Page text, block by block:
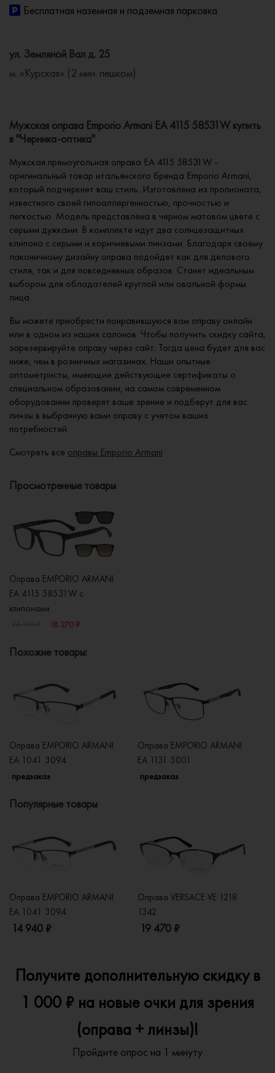
Бесплатная наземная и подземная парковка
ул. Земляной Вал д. 25
м. «Курская» (2 мин. пешком)
Мужская оправа Emporio Armani EA 4115 58531W купить
в "Черника-оптика"
Мужская прямоугольная оправа EA 4115 58531W -
оригинальный товар итальянского бренда Emporio Armani,
который подчеркнет ваш стиль. Изготовлена из пропионата,
известного своей гипоаллергенностью, прочностью и
легкостью. Модель представлена в черном матовом цвете с
серыми дужками. В комплекте идут два солнцезащитных
клипона с серыми и коричневыми линзами. Благодаря своему
лаконичному дизайну оправа подойдет как для делового
стиля, так и для повседневных образов. Станет идеальным
выбором для обладателей круглой или овальной формы
лица.
Вы можете приобрести понравившуюся вам оправу онлайн
или в одном из наших салонов. Чтобы получить скидку сайта,
зарезервируйте оправу через сайт. Тогда цена будет для вас
ниже, чем в розничных магазинах. Наши опытные
оптометристы, имеющие действующие сертификаты о
специальном образовании, на самом современном
оборудовании проверят ваше зрение и подберут для вас
линзы в выбранную вами оправу с учетом ваших
потребностей.
Смотреть все оправы Emporio Armani
Просмотренные товары
Оправа EMPORIO ARMANI
EA 4115 58531W с
клипонами
18 270 ₽
Похожие товары:
Оправа EMPORIO ARMANI
EA 1041 3094
предзаказ
Оправа EMPORIO ARMANI
EA 1131 3001
предзаказ
Популярные товары
Оправа EMPORIO ARMANI
EA 1041 3094
14 940 ₽
Оправа VERSACE VE 1218
1342
19 470 ₽
Получите дополнительную скидку в
1 000 ₽ на новые очки для зрения
(оправа + линзы)!
Пройдите опрос на 1 минуту